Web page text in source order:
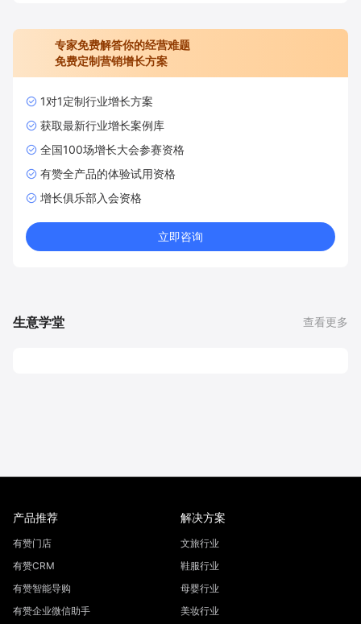
专家免费解答你的经营难题
免费定制营销增长方案
1对1定制行业增长方案
获取最新行业增长案例库
全国100场增长大会参赛资格
有赞全产品的体验试用资格
增长俱乐部入会资格
立即咨询
生意学堂 查看更多
产品推荐
有赞门店
有赞CRM
有赞智能导购
有赞企业微信助手
解决方案
文旅行业
鞋服行业
母婴行业
美妆行业